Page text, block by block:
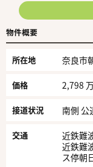
物件概要
所在地 奈良市
価格 2,798
接道状況 南側 公
交通
近鉄難
近鉄難
ス停朝